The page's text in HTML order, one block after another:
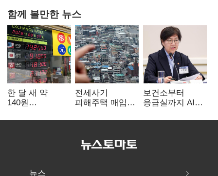
함께 볼만한 뉴스
한 달 새 약
140원
엔저'에 원화
전세사기
피해주택 매입
누적 피해자
보건소부터
응급실까지 AI
혁신 본격화
뉴스